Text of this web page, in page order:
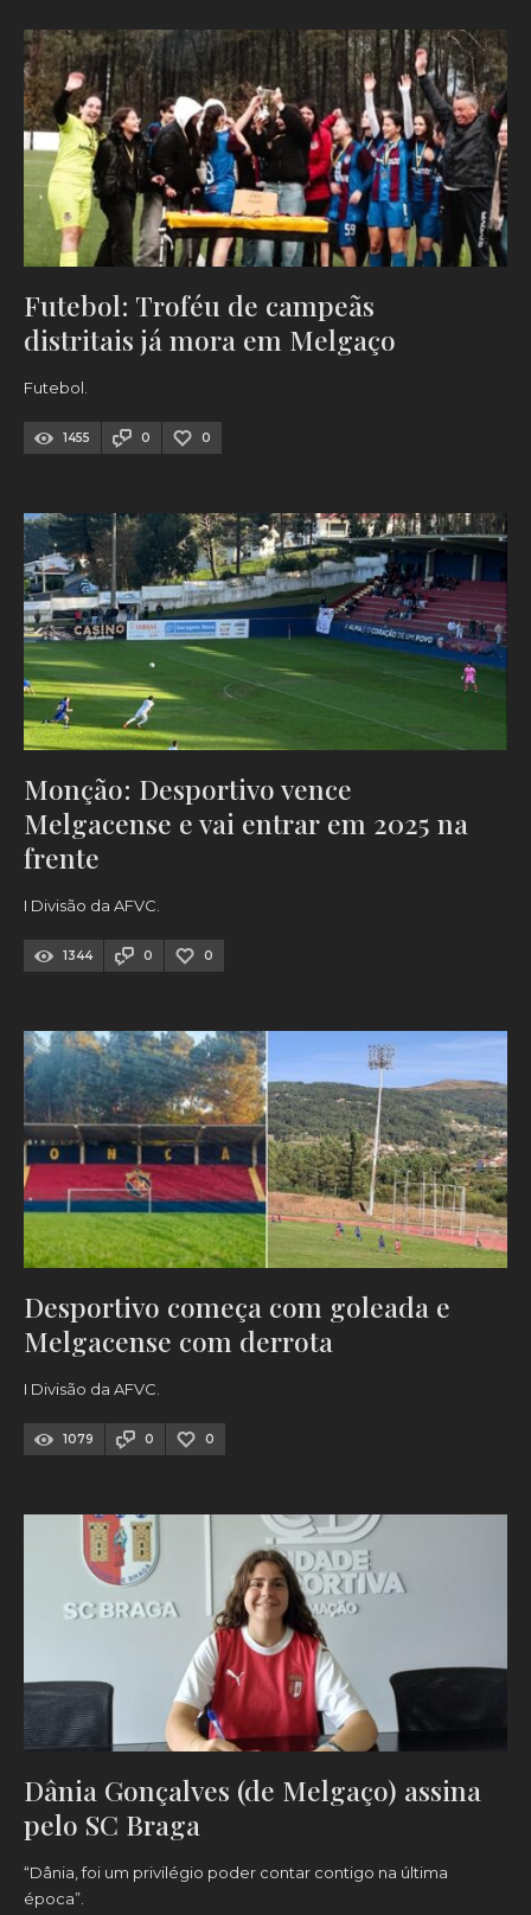
Futebol: Troféu de campeãs
distritais já mora em Melgaço
Futebol.
1455 0 0
Monção: Desportivo vence
Melgacense e vai entrar em 2025 na
frente
I Divisão da AFVC.
1344 0 0
Desportivo começa com goleada e
Melgacense com derrota
I Divisão da AFVC.
1079 0 0
Dânia Gonçalves (de Melgaço) assina
pelo SC Braga
“Dânia, foi um privilégio poder contar contigo na última
época”.